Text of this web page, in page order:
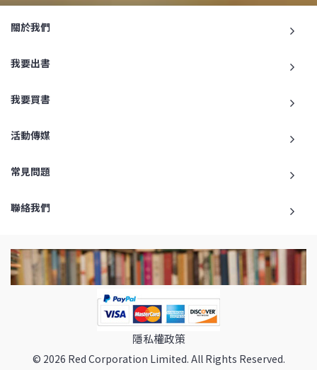
關於我們
我要出書
我要買書
活動傳媒
常見問題
聯絡我們
隱私權政策
© 2026 Red Corporation Limited. All Rights Reserved.